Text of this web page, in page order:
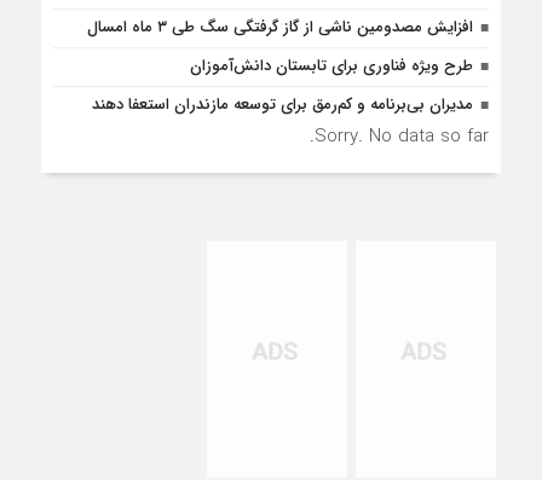
افزایش مصدومین ناشی از گاز گرفتگی سگ طی ۳ ماه امسال
طرح ویژه فناوری برای تابستان دانش‌آموزان
مدیران بی‌برنامه و کم‌رمق برای توسعه مازندران استعفا دهند
Sorry. No data so far.